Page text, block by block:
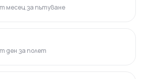
месец за пътуване
ден за полет